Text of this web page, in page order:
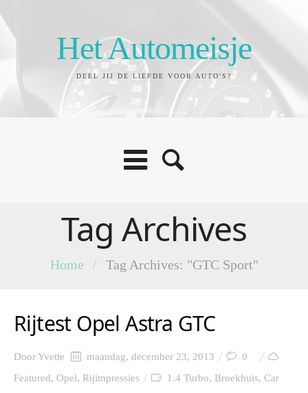
Het Automeisje
DEEL JIJ DE LIEFDE VOOR AUTO'S?
Tag Archives
Home / Tag Archives: "GTC Sport"
Rijtest Opel Astra GTC
DoorYvette maandag, december 23, 2013
0
Featured, Opel, Rijimpressies 1.4 Turbo, Broekhuis, Car